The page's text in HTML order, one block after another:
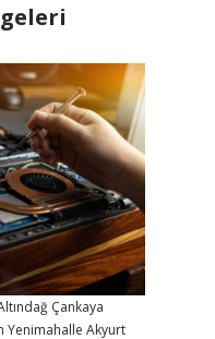
Çankaya
Yenimahalle Akyurt